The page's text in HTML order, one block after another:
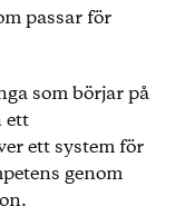
passar för
som börjar på
ett
ett system för
genom